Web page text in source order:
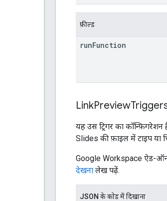
फ़ील्ड
runFunction
LinkPreview
यह उस ट्रिगर का कॉन्फ़िगरेशन
Slides की फ़ाइल में टाइप या
Google Workspace ऐड-
देखना लेख पढ़ें.
JSON के काेड में दिखाना